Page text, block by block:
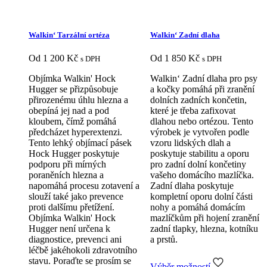
Walkin‘ Tarzální ortéza
Od 1 200 Kč s DPH
Objímka Walkin' Hock
Hugger se přizpůsobuje
přirozenému úhlu hlezna a
obepíná jej nad a pod
kloubem, čímž pomáhá
předcházet hyperextenzi.
Tento lehký objímací pásek
Hock Hugger poskytuje
podporu při mírných
poraněních hlezna a
napomáhá procesu zotavení a
slouží také jako prevence
proti dalšímu přetížení.
Objímka Walkin' Hock
Hugger není určena k
diagnostice, prevenci ani
léčbě jakéhokoli zdravotního
stavu. Poraďte se prosím se
Walkin‘ Zadní dlaha
Od 1 850 Kč s DPH
Walkin‘ Zadní dlaha pro psy
a kočky pomáhá při zranění
dolních zadních končetin,
které je třeba zafixovat
dlahou nebo ortézou. Tento
výrobek je vytvořen podle
vzoru lidských dlah a
poskytuje stabilitu a oporu
pro zadní dolní končetiny
vašeho domácího mazlíčka.
Zadní dlaha poskytuje
kompletní oporu dolní části
nohy a pomáhá domácím
mazlíčkům při hojení zranění
zadní tlapky, hlezna, kotníku
a prstů.